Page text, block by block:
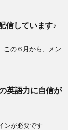
信しています♪
この６月から、メン
英語力に自信が
ンが必要です